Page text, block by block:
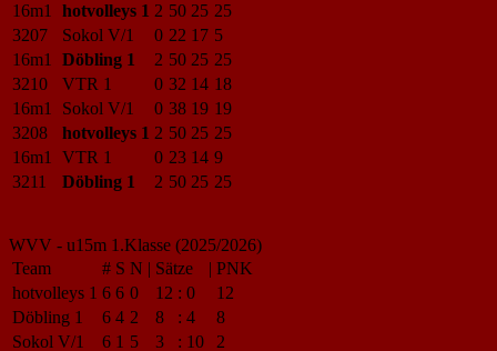
16m1
hotvolleys 1 2 50 25 25
3207
Sokol V/1 0 22 17 5
16m1
Döbling 1 2 50 25 25
3210
VTR 1 0 32 14 18
16m1
Sokol V/1 0 38 19 19
3208
hotvolleys 1 2 50 25 25
16m1
VTR 1 0 23 14 9
3211
Döbling 1 2 50 25 25
WVV - u15m 1.Klasse (2025/2026)
Team
# S N | Sätze | PNK
hotvolleys 1 6 6 0 12 : 0
12
Döbling 1
6 4 2 8 : 4
8
Sokol V/1
6 1 5 3 : 10
2